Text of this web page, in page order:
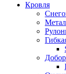
Кровля